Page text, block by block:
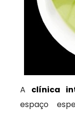
A clínica
espaço